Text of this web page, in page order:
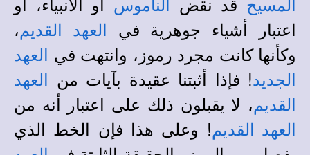
المسيح الناموس
اعتبار أشياء جوهرية في
العهد القديم،
وكأنها كانت مجرد رموز، وانتهت في
العهد
الجديد! فإذا أثبتنا عقيدة بآيات من
العهد
القديم، لا يقبلون ذلك على اعتبار أنه من
العهد القديم! وعلى هذا فإن الخط الذي